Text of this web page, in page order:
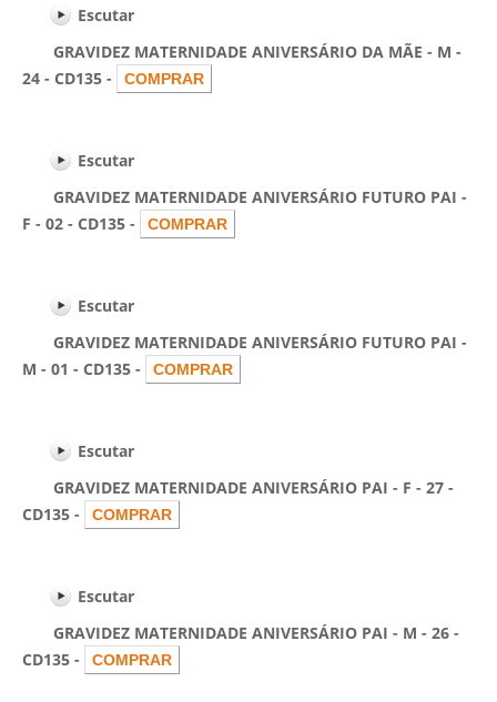
Escutar
GRAVIDEZ MATERNIDADE ANIVERSÁRIO DA MÃE - M -
24 - CD135 -
Escutar
GRAVIDEZ MATERNIDADE ANIVERSÁRIO FUTURO PAI -
F - 02 - CD135 -
Escutar
GRAVIDEZ MATERNIDADE ANIVERSÁRIO FUTURO PAI -
M - 01 - CD135 -
Escutar
GRAVIDEZ MATERNIDADE ANIVERSÁRIO PAI - F - 27 -
CD135 -
Escutar
GRAVIDEZ MATERNIDADE ANIVERSÁRIO PAI - M - 26 -
CD135 -